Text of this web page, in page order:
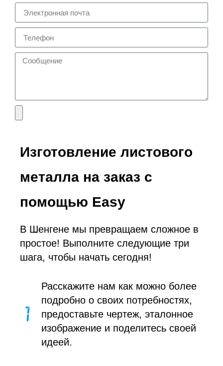
Изготовление листового
металла на заказ с
помощью Easy
В Шенгене мы превращаем сложное в
простое! Выполните следующие три
шага, чтобы начать сегодня!
Расскажите нам как можно более
подробно о своих потребностях,
предоставьте чертеж, эталонное
изображение и поделитесь своей
идеей.